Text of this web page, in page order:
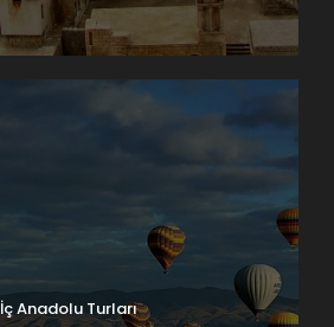
İç Anadolu Turları